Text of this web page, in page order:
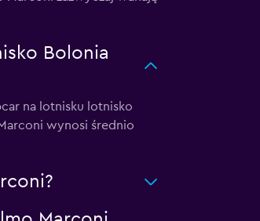
Bolonia
na lotnisku lotnisko
wynosi średnio